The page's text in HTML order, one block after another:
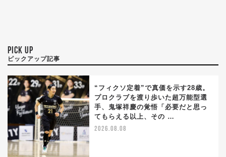
PICK UP
ピックアップ記事
“フィクソ定着”で真価を示す28歳。
プロクラブを渡り歩いた超万能型選
手、鬼塚祥慶の覚悟「必要だと思っ
てもらえる以上、その …
2026.08.08